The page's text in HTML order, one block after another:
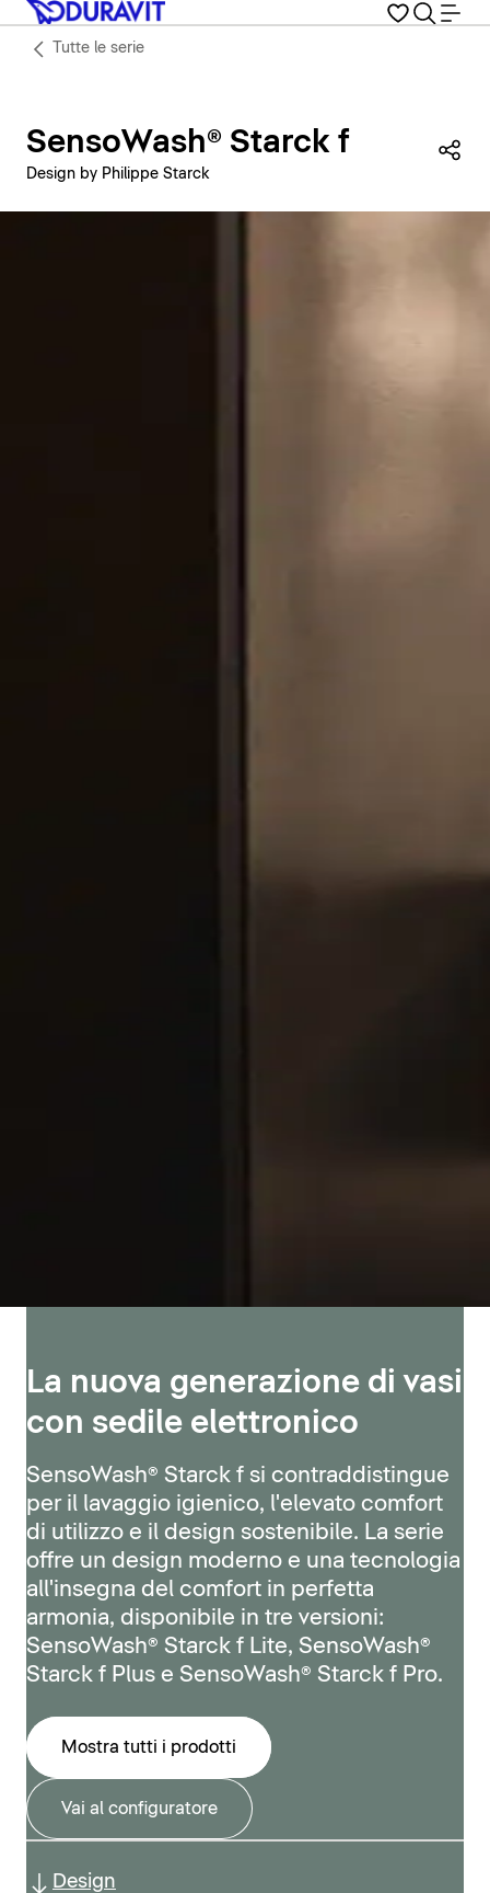
Tutte le serie
SensoWash® Starck f
Design by Philippe Starck
La nuova generazione di vasi
con sedile elettronico
SensoWash® Starck f si contraddistingue
per il lavaggio igienico, l'elevato comfort
di utilizzo e il design sostenibile. La serie
offre un design moderno e una tecnologia
all'insegna del comfort in perfetta
armonia, disponibile in tre versioni:
SensoWash® Starck f Lite, SensoWash®
Starck f Plus e SensoWash® Starck f Pro.
Mostra tutti i prodotti
Vai al configuratore
Design